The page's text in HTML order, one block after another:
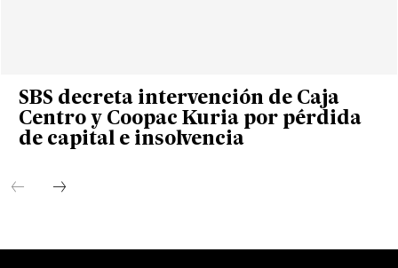
SBS decreta intervención de Caja
Centro y Coopac Kuria por pérdida
de capital e insolvencia